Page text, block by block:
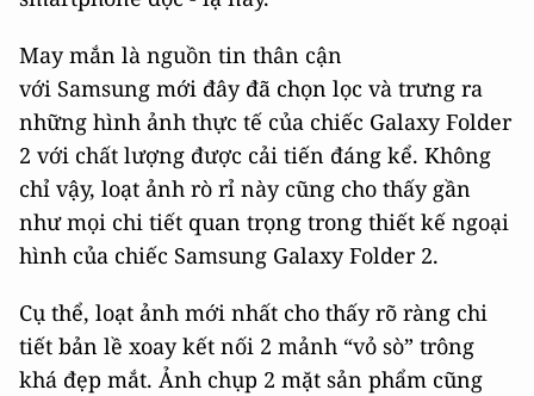
May mắn là nguồn tin thân cận
với Samsung mới đây đã chọn lọc và trưng ra
những hình ảnh thực tế của chiếc Galaxy Folder
2 với chất lượng được cải tiến đáng kể. Không
chỉ vậy, loạt ảnh rò rỉ này cũng cho thấy gần
như mọi chi tiết quan trọng trong thiết kế ngoại
hình của chiếc Samsung Galaxy Folder 2.
Cụ thể, loạt ảnh mới nhất cho thấy rõ ràng chi
tiết bản lề xoay kết nối 2 mảnh “vỏ sò” trông
khá đẹp mắt. Ảnh chụp 2 mặt sản phẩm cũng